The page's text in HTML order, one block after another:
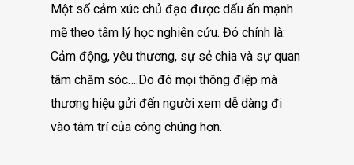
Một số cảm xúc chủ đạo được dấu ấn mạnh
mẽ theo tâm lý học nghiên cứu. Đó chính là:
Cảm động, yêu thương, sự sẻ chia và sự quan
tâm chăm sóc….Do đó mọi thông điệp mà
thương hiệu gửi đến người xem dễ dàng đi
vào tâm trí của công chúng hơn.